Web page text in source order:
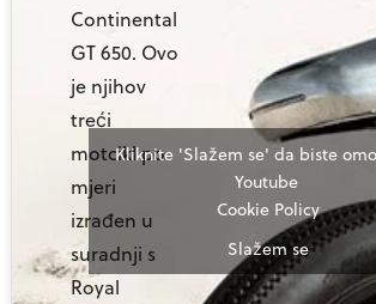
Continental
GT 650. Ovo
je njihov
treći
motcikl po
mjeri
izrađen u
suradnji s
Royal
Kliknite 'Slažem se' da biste
Youtube
Cookie Policy
Slažem se